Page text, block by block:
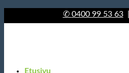
to
✆ 0400 99 53 63|
Etusivu